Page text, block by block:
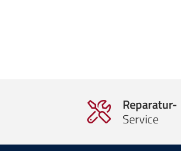
Reparatur-
Service